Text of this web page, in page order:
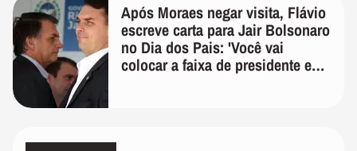
Após Moraes negar visita, Flávio
escreve carta para Jair Bolsonaro
no Dia dos Pais: 'Você vai
colocar a faixa de presidente em